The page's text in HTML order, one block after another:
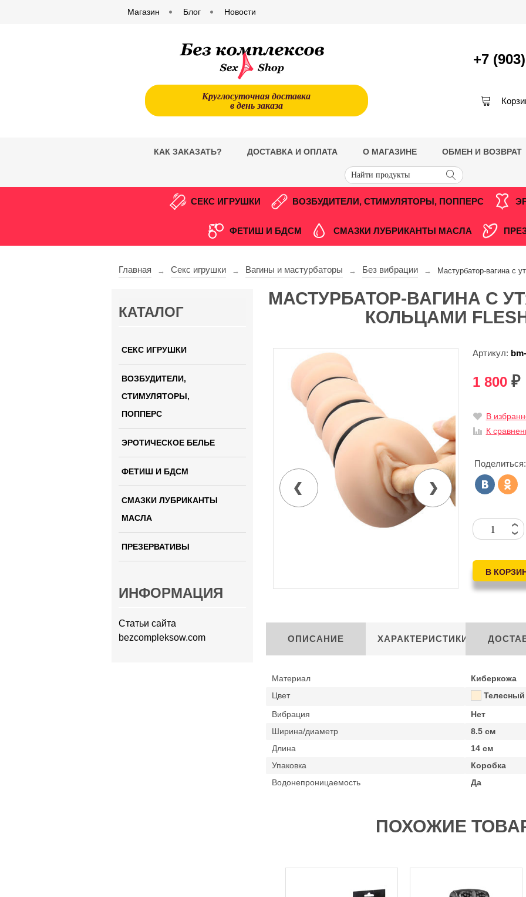
Магазин Блог Новости
+7
Круглосуточная доставка
в день заказа
КАК ЗАКАЗАТЬ? ДОСТАВКА И ОПЛАТА О МАГАЗИНЕ ОБМЕН И ВОЗВРАТ
СЕКС ИГРУШКИ ВОЗБУДИТЕЛИ, СТИМУЛЯТОРЫ, ПОППЕРС
ФЕТИШ И БДСМ СМАЗКИ ЛУБРИКАНТЫ МАСЛА
Главная → Секс игрушки → Вагины и мастурбаторы → Без вибрации → Мастурбатор-вагина с
КАТАЛОГ
СЕКС ИГРУШКИ
ВОЗБУДИТЕЛИ,
СТИМУЛЯТОРЫ,
ПОППЕРС
ЭРОТИЧЕСКОЕ БЕЛЬЕ
ФЕТИШ И БДСМ
СМАЗКИ ЛУБРИКАНТЫ
МАСЛА
ПРЕЗЕРВАТИВЫ
ИНФОРМАЦИЯ
Статьи сайта
bezcompleksow.com
МАСТУРБАТОР-ВАГИНА С
КОЛЬЦАМИ
Артикул:
1 800 ₽
В
К
Поделиться:
ОПИСАНИЕ ХАРАКТЕРИСТИКИ
Материал
Киберкожа
Цвет
Телесный
Вибрация
Нет
Ширина/диаметр
8.5 см
Длина
14 см
Упаковка
Коробка
Водонепроницаемость
Да
ПОХОЖИЕ